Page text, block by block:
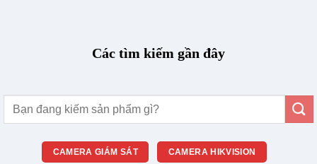
Các tìm kiếm gần đây
Tìm
kiếm:
CAMERA GIÁM SÁT CAMERA HIKVISION